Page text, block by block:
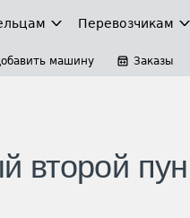
Перевозчикам
машину Заказы
второй